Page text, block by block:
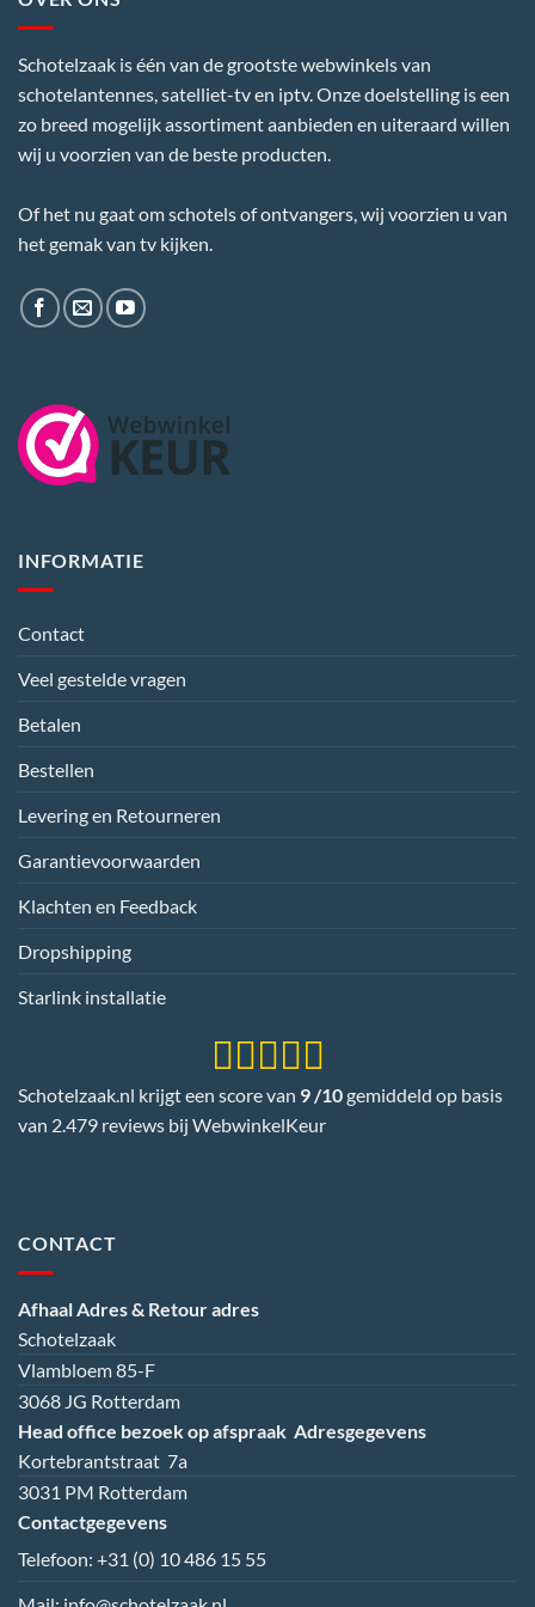
Schotelzaak is één van de grootste webwinkels van
schotelantennes, satelliet-tv en iptv. Onze doelstelling is een
zo breed mogelijk assortiment aanbieden en uiteraard willen
wij u voorzien van de beste producten.
Of het nu gaat om schotels of ontvangers, wij voorzien u van
het gemak van tv kijken.
INFORMATIE
Contact
Veel gestelde vragen
Betalen
Bestellen
Levering en Retourneren
Garantievoorwaarden
Klachten en Feedback
Dropshipping
Starlink installatie
Schotelzaak.nl krijgt een score van 9 /10gemiddeld op basis
van 2.479 reviews bij WebwinkelKeur
CONTACT
Afhaal Adres & Retour adres
Schotelzaak
Vlambloem 85-F
3068 JG Rotterdam
Head office bezoek op afspraak Adresgegevens
Kortebrantstraat 7a
3031 PM Rotterdam
Contactgegevens
Telefoon: +31 (0) 10 486 15 55